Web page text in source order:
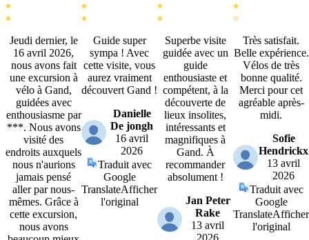
Jeudi dernier, le
16 avril 2026,
nous avons fait
une excursion à
vélo à Gand,
guidées avec
enthousiasme par
***. Nous avons
visité des
endroits auxquels
nous n'aurions
jamais pensé
aller par nous-
mêmes. Grâce à
cette excursion,
nous avons
Guide super
sympa ! Avec
cette visite, vous
aurez vraiment
découvert Gand !
Danielle
De jongh
16 avril
2026
Traduit avec
Google
TranslateAfficher
l'original
Superbe visite
guidée avec un
guide
enthousiaste et
compétent, à la
découverte de
lieux insolites,
intéressants et
magnifiques à
Gand. À
recommander
absolument !
Jan Peter
Rake
13 avril
2026
Très satisfait.
Belle expérience.
Vélos de très
bonne qualité.
Merci pour cet
agréable après-
midi.
Sofie
Hendrickx
13 avril
2026
Traduit avec
Google
TranslateAfficher
l'original